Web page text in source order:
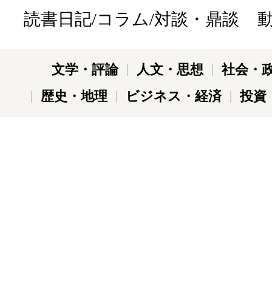
読書日記/コラム/対談・鼎談
文学・評論 人文・思想
社会・
歴史・地理
ビジネス・経済 投資